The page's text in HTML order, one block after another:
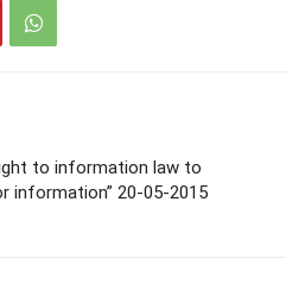
to information law to
information” 20-05-2015